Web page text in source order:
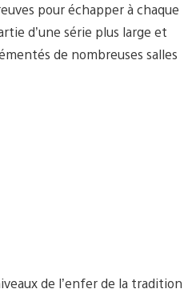
pour échapper à chaque
d’une série plus large et
de nombreuses salles
de l’enfer de la tradition